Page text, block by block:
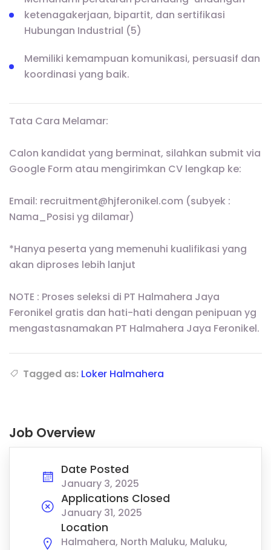
ketenagakerjaan, bipartit, dan sertifikasi
Hubungan Industrial (5)
Memiliki kemampuan komunikasi, persuasif dan
koordinasi yang baik.
Tata Cara Melamar:
Calon kandidat yang berminat, silahkan submit via
Google Form atau mengirimkan CV lengkap ke:
Email: recruitment@hjferonikel.com (subyek :
Nama_Posisi yg dilamar)
*Hanya peserta yang memenuhi kualifikasi yang
akan diproses lebih lanjut
NOTE : Proses seleksi di PT Halmahera Jaya
Feronikel gratis dan hati-hati dengan penipuan yg
mengastasnamakan PT Halmahera Jaya Feronikel.
Tagged as: Loker Halmahera
Job Overview
Date Posted
January 3, 2025
Applications Closed
January 31, 2025
Location
Halmahera, North Maluku, Maluku,